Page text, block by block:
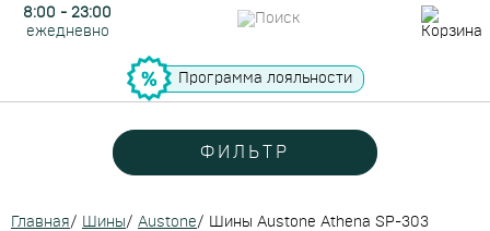
8:00 - 23:00
ежедневно
Программа лояльности
ФИЛЬТР
Главная/ Шины/ Austone/ Шины Austone Athena SP-303